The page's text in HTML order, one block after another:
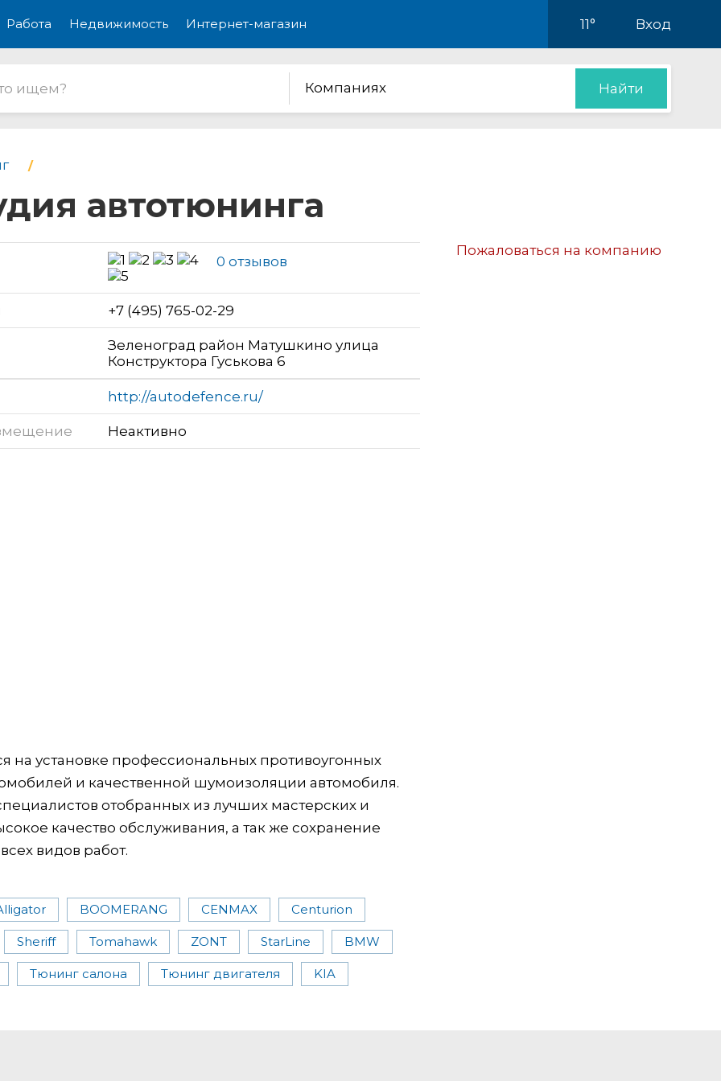
Работа Недвижимость Интернет-магазин 11° Вход
Компаниях Найти
автотюнинга
Пожаловаться на компанию
0 отзывов
+7 (495) 765-02-29
Зеленоград район Матушкино улица
Конструктора Гуськова 6
http://autodefence.ru/
Неактивно
на установке профессиональных противоугонных
и качественной шумоизоляции автомобиля.
отобранных из лучших мастерских и
качество обслуживания, а так же сохранение
видов работ.
BOOMERANG CENMAX Centurion
Sheriff Tomahawk ZONT StarLine BMW
Тюнинг салона Тюнинг двигателя KIA